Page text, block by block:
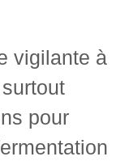
vigilante à
pour